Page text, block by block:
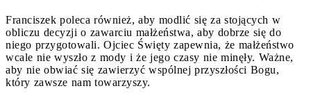
Franciszek poleca również, aby modlić się za stojących w
obliczu decyzji o zawarciu małżeństwa, aby dobrze się do
niego przygotowali. Ojciec Święty zapewnia, że małżeństwo
wcale nie wyszło z mody i że jego czasy nie minęły. Ważne,
aby nie obwiać się zawierzyć wspólnej przyszłości Bogu,
który zawsze nam towarzyszy.